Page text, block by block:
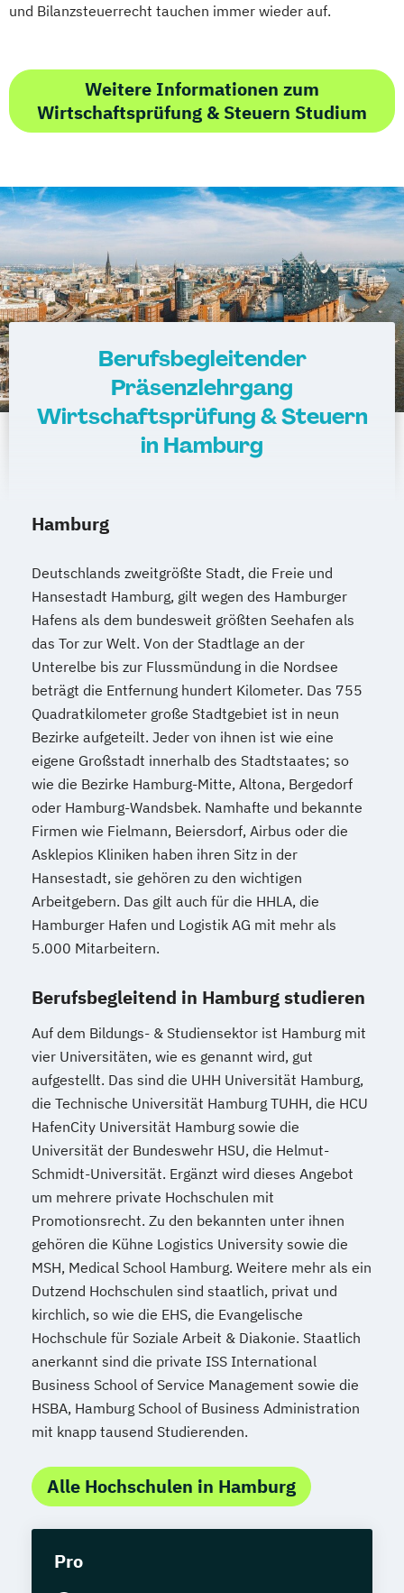
und Bilanzsteuerrecht tauchen immer wieder auf.
Weitere Informationen zum
Wirtschaftsprüfung & Steuern Studium
Berufsbegleitender
Präsenzlehrgang
Wirtschaftsprüfung & Steuern
in Hamburg
Hamburg
Deutschlands zweitgrößte Stadt, die Freie und
Hansestadt Hamburg, gilt wegen des Hamburger
Hafens als dem bundesweit größten Seehafen als
das Tor zur Welt. Von der Stadtlage an der
Unterelbe bis zur Flussmündung in die Nordsee
beträgt die Entfernung hundert Kilometer. Das 755
Quadratkilometer große Stadtgebiet ist in neun
Bezirke aufgeteilt. Jeder von ihnen ist wie eine
eigene Großstadt innerhalb des Stadtstaates; so
wie die Bezirke Hamburg-Mitte, Altona, Bergedorf
oder Hamburg-Wandsbek. Namhafte und bekannte
Firmen wie Fielmann, Beiersdorf, Airbus oder die
Asklepios Kliniken haben ihren Sitz in der
Hansestadt, sie gehören zu den wichtigen
Arbeitgebern. Das gilt auch für die HHLA, die
Hamburger Hafen und Logistik AG mit mehr als
5.000 Mitarbeitern.
Berufsbegleitend in Hamburg studieren
Auf dem Bildungs- & Studiensektor ist Hamburg mit
vier Universitäten, wie es genannt wird, gut
aufgestellt. Das sind die UHH Universität Hamburg,
die Technische Universität Hamburg TUHH, die HCU
HafenCity Universität Hamburg sowie die
Universität der Bundeswehr HSU, die Helmut-
Schmidt-Universität. Ergänzt wird dieses Angebot
um mehrere private Hochschulen mit
Promotionsrecht. Zu den bekannten unter ihnen
gehören die Kühne Logistics University sowie die
MSH, Medical School Hamburg. Weitere mehr als ein
Dutzend Hochschulen sind staatlich, privat und
kirchlich, so wie die EHS, die Evangelische
Hochschule für Soziale Arbeit & Diakonie. Staatlich
anerkannt sind die private ISS International
Business School of Service Management sowie die
HSBA, Hamburg School of Business Administration
mit knapp tausend Studierenden.
Alle Hochschulen in Hamburg
Pro